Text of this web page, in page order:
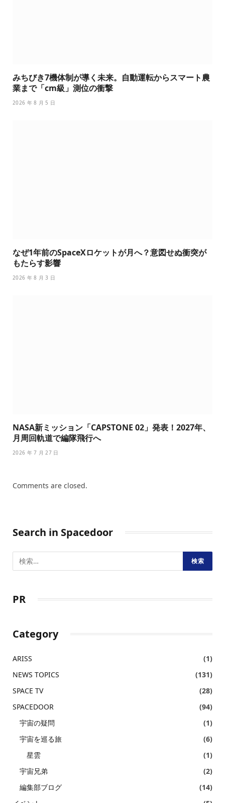
みちびき7機体制が導く未来。自動運転からスマート農
業まで「cm級」測位の衝撃
2026 年 8 月 5 日
なぜ1年前のSpaceXロケットが月へ？意図せぬ衝突が
もたらす影響
2026 年 8 月 3 日
NASA新ミッション「CAPSTONE 02」発表！2027年、
月周回軌道で編隊飛行へ
2026 年 7 月 27 日
Comments are closed.
Search in Spacedoor
PR
Category
ARISS
(1)
NEWS TOPICS
(131)
SPACE TV
(28)
SPACEDOOR
(94)
宇宙の疑問
(1)
宇宙を巡る旅
(6)
星雲
(1)
宇宙兄弟
(2)
編集部ブログ
(14)